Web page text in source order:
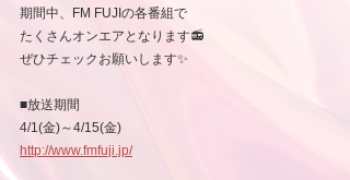
期間中、FM FUJIの各番組で
たくさんオンエアとなります📻
ぜひチェックお願いします✨
■放送期間
4/1(金)～4/15(金)
http://www.fmfuji.jp/